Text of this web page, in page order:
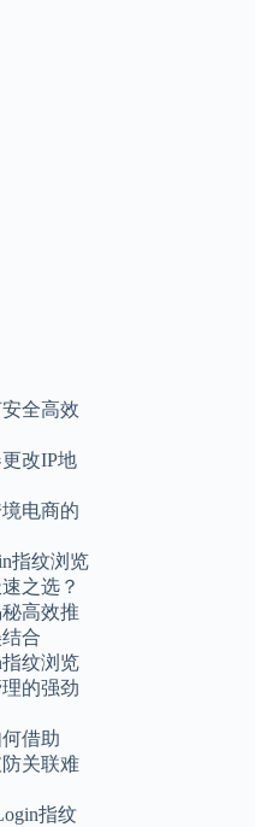
全高效
改IP地
电商的
指纹浏览
之选？
高效推
合
纹浏览
的强劲
借助
关联难
指纹